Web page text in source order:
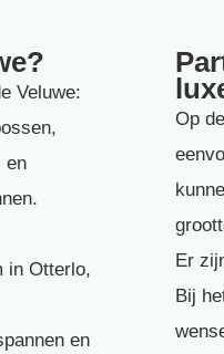
Veluwe:
en
in Otterlo,
en
Op
Er
Bij